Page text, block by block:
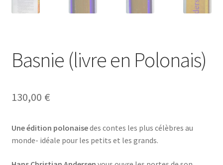
Basnie (livre en Polonais)
130,00 €
Une édition polonaisedes contes les plus célèbres au
monde- idéale pour les petits et les grands.